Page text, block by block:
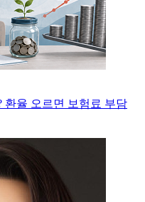
환율 오르면 보험료 부담